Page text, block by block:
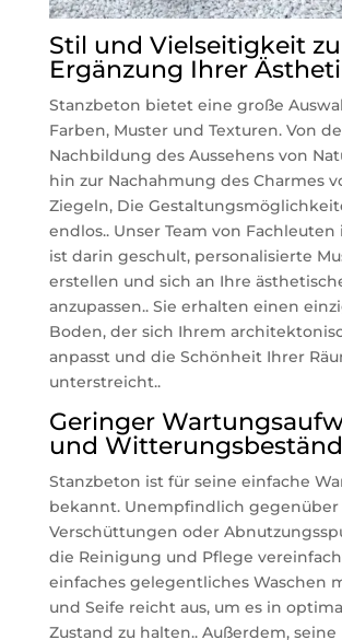
Stil und Vielseitigkeit
Ergänzung Ihrer
Stanzbeton bietet eine große
Farben, Muster und Texturen. Von
Nachbildung des Aussehens von
hin zur Nachahmung des Charmes
Ziegeln, Die
endlos.. Unser Team von Fachleuten
ist darin geschult, personalisierte
erstellen und sich an Ihre
anzupassen.. Sie erhalten einen
Boden, der sich Ihrem
anpasst und die Schönheit Ihrer
unterstreicht..
Geringer
und
Stanzbeton ist für seine einfache
bekannt. Unempfindlich gegenüber
Verschüttungen oder
die Reinigung und Pflege
einfaches gelegentliches Waschen
und Seife reicht aus, um es in
Zustand zu halten.. Außerdem, seine